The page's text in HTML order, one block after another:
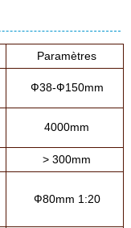
Paramètres
Ф38-Ф150mm
4000mm
> 300mm
Ф80mm 1:20